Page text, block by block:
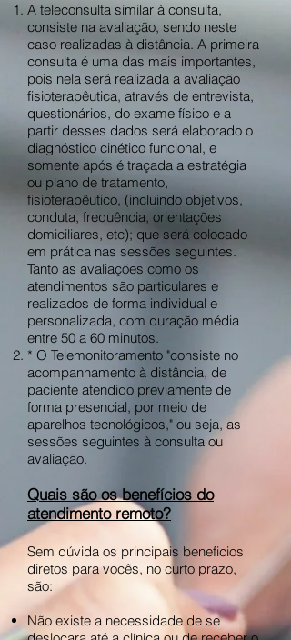
A teleconsulta similar à consulta,
consiste na avaliação, sendo neste
caso realizadas à distância. A primeira
consulta é uma das mais importantes,
pois nela será realizada a avaliação
fisioterapêutica, através de entrevista,
questionários, do exame físico e a
partir desses dados será elaborado o
diagnóstico cinético funcional, e
somente após é traçada a estratégia
ou plano de tratamento,
fisioterapêutico, (incluindo objetivos,
conduta, frequência, orientações
domiciliares, etc); que será colocado
em prática nas sessões seguintes.
Tanto as avaliações como os
atendimentos são particulares e
realizados de forma individual e
personalizada, com duração média
entre 50 a 60 minutos.
* O Telemonitoramento "consiste no
acompanhamento à distância, de
paciente atendido previamente de
forma presencial, por meio de
aparelhos tecnológicos," ou seja, as
sessões seguintes à consulta ou
avaliação.
Quais são os benefícios do
atendimento remoto?
Sem dúvida os principais beneficios
diretos para vocês, no curto prazo,
são:
Não existe a necessidade de se